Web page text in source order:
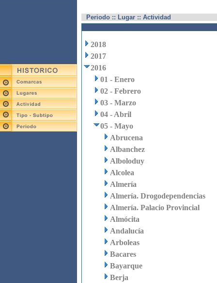
Periodo :: Lugar :: Actividad
2018
2017
2016
01 - Enero
02 - Febrero
03 - Marzo
04 - Abril
05 - Mayo
Abrucena
Albanchez
Alboloduy
Alcolea
Almería
Almería. Drogodependencias
Almería. Palacio Provincial
Almócita
Andalucía
Arboleas
Bacares
Bayarque
Berja